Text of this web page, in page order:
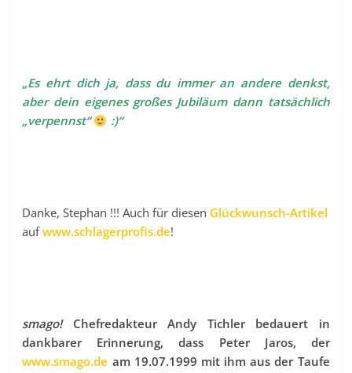
„Es ehrt dich ja, dass du immer an andere denkst,
aber dein eigenes großes Jubiläum dann tatsächlich
„verpennst“
:)“
Danke, Stephan !!! Auch für diesen Glückwunsch-Artikel
aufwww.schlagerprofis.de!
smago!Chefredakteur Andy Tichler bedauert in
dankbarer Erinnerung, dass Peter Jaros, der
www.smago.de am 19.07.1999 mit ihm aus der Taufe